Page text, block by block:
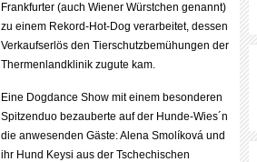
Frankfurter (auch Wiener Würstchen genannt)
zu einem Rekord-Hot-Dog verarbeitet, dessen
Verkaufserlös den Tierschutzbemühungen der
Thermenlandklinik zugute kam.
Eine Dogdance Show mit einem besonderen
Spitzenduo bezauberte auf der Hunde-Wies´n
die anwesenden Gäste: Alena Smolíková und
ihr Hund Keysi aus der Tschechischen